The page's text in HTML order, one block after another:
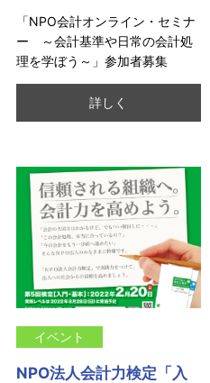
「NPO会計オンライン・セミナ
ー ～会計基準や日常の会計処
理を学ぼう～」参加者募集
中！ ※ 部分参加可能です。
詳しく
イベント
NPO法人会計力検定「入